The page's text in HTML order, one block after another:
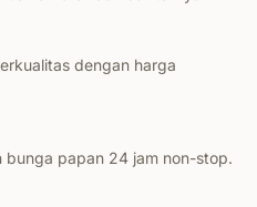
dengan harga
bunga papan 24 jam non-stop.